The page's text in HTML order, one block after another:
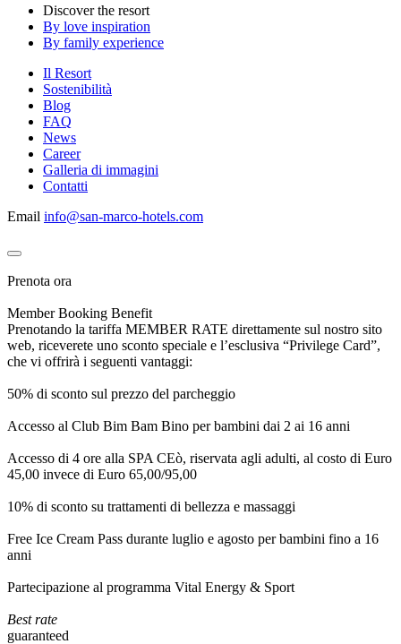
Discover the resort
By love inspiration
By family experience
Il Resort
Sostenibilità
Blog
FAQ
News
Career
Galleria di immagini
Contatti
Email info@san-marco-hotels.com
Prenota ora
Member Booking Benefit
Prenotando la tariffa MEMBER RATE direttamente sul nostro sito
web, riceverete uno sconto speciale e l’esclusiva “Privilege Card”,
che vi offrirà i seguenti vantaggi:
50% di sconto sul prezzo del parcheggio
Accesso al Club Bim Bam Bino per bambini dai 2 ai 16 anni
Accesso di 4 ore alla SPA CEò, riservata agli adulti, al costo di Euro
45,00 invece di Euro 65,00/95,00
10% di sconto su trattamenti di bellezza e massaggi
Free Ice Cream Pass durante luglio e agosto per bambini fino a 16
anni
Partecipazione al programma Vital Energy & Sport
Best rate
guaranteed